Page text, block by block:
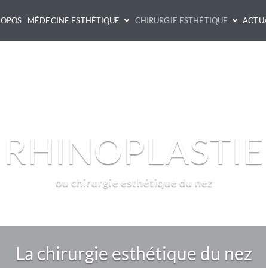
MÉDECINE ESTHÉTIQUE CHIRURGIE ESTHÉTIQUE
RHINOPLASTIE
ou chirurgie esthétique du nez
La chirurgie esthétique du nez